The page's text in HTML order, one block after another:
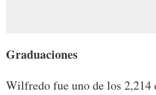
Graduaciones
Wilfredo fue uno de los 2,214